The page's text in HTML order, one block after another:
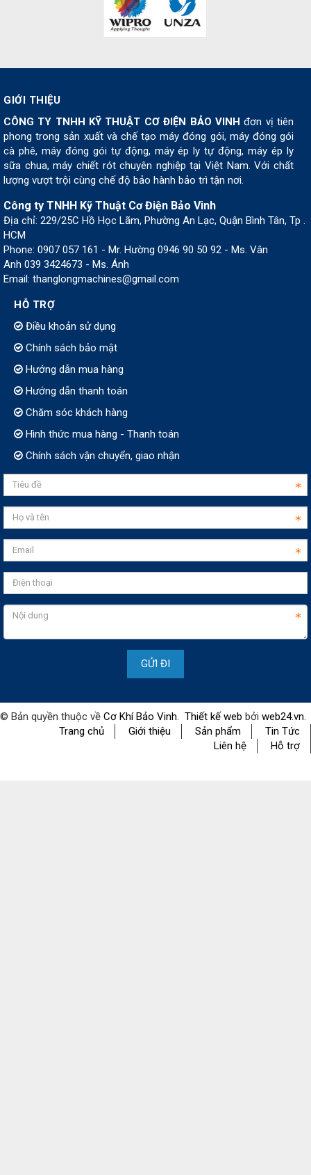
GIỚI THIỆU
CÔNG TY TNHH KỸ THUẬT CƠ ĐIỆN BẢO VINH đơn vị tiên
phong trong sản xuất và chế tạo máy đóng gói, máy đóng gói
cà phê, máy đóng gói tự động, máy ép ly tự động, máy ép ly
sữa chua, máy chiết rót chuyên nghiệp tại Việt Nam. Với chất
lượng vượt trội cùng chế độ bảo hành bảo trì tận nơi.
Công ty TNHH Kỹ Thuật Cơ Điện Bảo Vinh
Địa chỉ: 229/25C Hồ Học Lãm, Phường An Lạc, Quận Bình Tân, Tp .
HCM
Phone: 0907 057 161 - Mr. Hường 0946 90 50 92 - Ms. Vân
Anh 039 3424673 - Ms. Ánh
Email: thanglongmachines@gmail.com
HỖ TRỢ
Điều khoản sử dụng
Chính sách bảo mật
Hướng dẫn mua hàng
Hướng dẫn thanh toán
Chăm sóc khách hàng
Hình thức mua hàng - Thanh toán
Chính sách vận chuyển, giao nhận
© Bản quyền thuộc về Cơ Khí Bảo Vinh Thiết kế web bởi web24.vn
Trang chủ
Giới thiệu Sản phẩm
Tin Tức
Liên hệ
Hỗ trợ